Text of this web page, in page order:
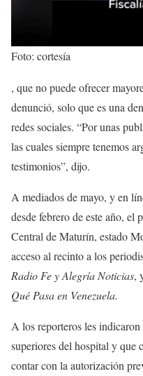
Foto: cortesía
, que no puede ofrecer
denunció, solo que es una
redes sociales. “Por unas
las cuales siempre tenemos
testimonios”, dijo.
A mediados de mayo, y en
desde febrero de este año, el
Central de Maturín, estado
acceso al recinto a los
Radio Fe y Alegría Noticias,
Qué Pasa en Venezuela.
A los reporteros les
superiores del hospital y que
contar con la autorización